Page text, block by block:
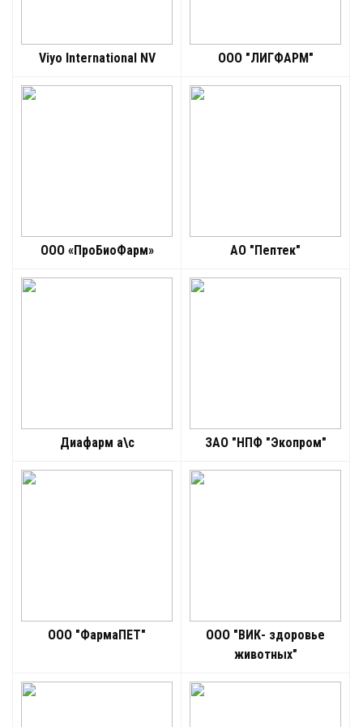
Viyo International NV ООО "ЛИГФАРМ"
ООО «ПроБиоФарм» АО "Пептек"
Диафарм а\с ЗАО "НПФ "Экопром"
ООО "ФармаПЕТ"
ООО "ВИК- здоровье
животных"